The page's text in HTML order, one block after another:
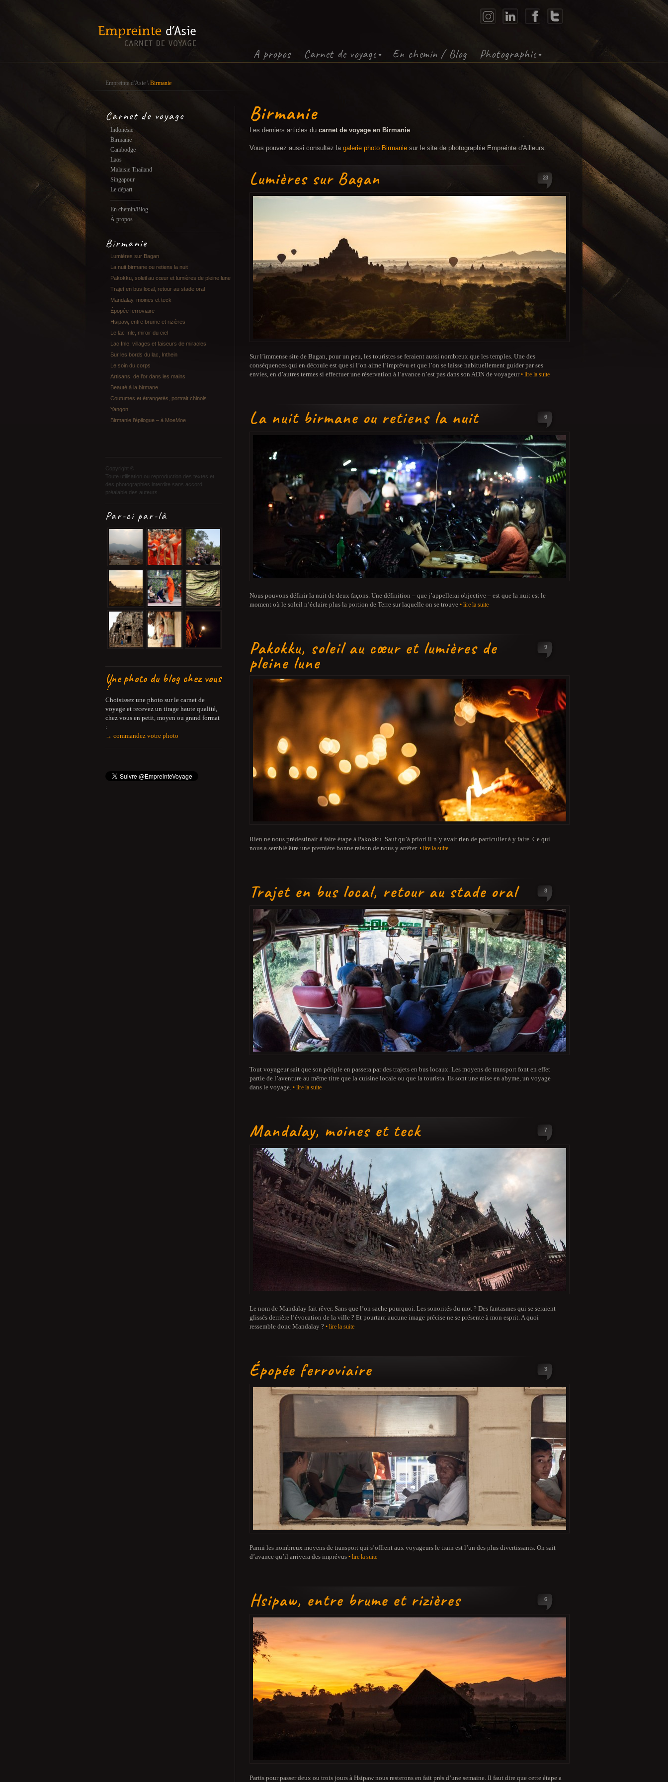
A propos Carnet de voyage En chemin / Blog Photographie
Empreinte d'Asie \ Birmanie
Carnet de voyage
Indonésie
Birmanie
Cambodge
Laos
Malaisie Thailand
Singapour
Le départ
—————
En chemin/Blog
À propos
Birmanie
Lumières sur Bagan
La nuit birmane ou retiens la nuit
Pakokku, soleil au cœur et lumières de pleine lune
Trajet en bus local, retour au stade oral
Mandalay, moines et teck
Épopée ferroviaire
Hsipaw, entre brume et rizières
Le lac Inle, miroir du ciel
Lac Inle, villages et faiseurs de miracles
Sur les bords du lac, Inthein
Le soin du corps
Artisans, de l’or dans les mains
Beauté à la birmane
Coutumes et étrangetés, portrait chinois
Yangon
Birmanie l’épilogue – à MoeMoe
Copyright ©
Toute utilisation ou reproduction des textes et
des photographies interdite sans accord
préalable des auteurs.
Par-ci par-là
Une photo du blog chez vous
?
Choisissez une photo sur le carnet de
voyage et recevez un tirage haute qualité,
chez vous en petit, moyen ou grand format
:
→ commandez votre photo
Birmanie
Les derniers articles du carnet de voyage en Birmanie :
Vous pouvez aussi consultez la galerie photo Birmanie sur le site de photographie Empreinte d'Ailleurs.
23
Lumières sur Bagan
Sur l’immense site de Bagan, pour un peu, les touristes se feraient aussi nombreux que les temples. Une des
conséquences qui en découle est que si l’on aime l’imprévu et que l’on se laisse habituellement guider par ses
envies, en d’autres termes si effectuer une réservation à l’avance n’est pas dans son ADN de voyageur• lire la suite
6
La nuit birmane ou retiens la nuit
Nous pouvons définir la nuit de deux façons. Une définition – que j’appellerai objective – est que la nuit est le
moment où le soleil n’éclaire plus la portion de Terre sur laquelle on se trouve • lire la suite
9
Pakokku, soleil au cœur et lumières de
pleine lune
Rien ne nous prédestinait à faire étape à Pakokku. Sauf qu’à priori il n’y avait rien de particulier à y faire. Ce qui
nous a semblé être une première bonne raison de nous y arrêter. • lire la suite
8
Trajet en bus local, retour au stade oral
Tout voyageur sait que son périple en passera par des trajets en bus locaux. Les moyens de transport font en effet
partie de l’aventure au même titre que la cuisine locale ou que la tourista. Ils sont une mise en abyme, un voyage
dans le voyage. • lire la suite
7
Mandalay, moines et teck
Le nom de Mandalay fait rêver. Sans que l’on sache pourquoi. Les sonorités du mot ? Des fantasmes qui se seraient
glissés derrière l’évocation de la ville ? Et pourtant aucune image précise ne se présente à mon esprit. A quoi
ressemble donc Mandalay ? • lire la suite
3
Épopée ferroviaire
Parmi les nombreux moyens de transport qui s’offrent aux voyageurs le train est l’un des plus divertissants. On sait
d’avance qu’il arrivera des imprévus • lire la suite
6
Hsipaw, entre brume et rizières
Partis pour passer deux ou trois jours à Hsipaw nous resterons en fait près d’une semaine. Il faut dire que cette étape a